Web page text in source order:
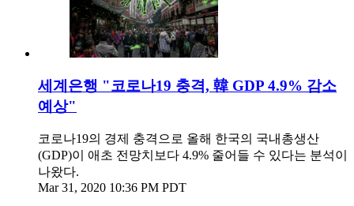
세계은행 "코로나19 충격, 韓 GDP 4.9% 감소
예상"
코로나19의 경제 충격으로 올해 한국의 국내총생산
(GDP)이 애초 전망치보다 4.9% 줄어들 수 있다는 분석이
나왔다.
Mar 31, 2020 10:36 PM PDT